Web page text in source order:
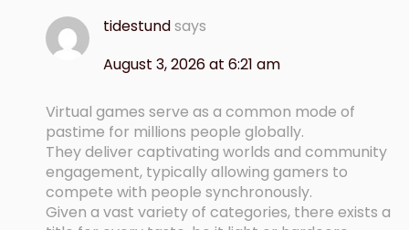
tidestundsays
August 3, 2026 at 6:21 am
Virtual games serve as a common mode of
pastime for millions people globally.
They deliver captivating worlds and community
engagement, typically allowing gamers to
compete with people synchronously.
Given a vast variety of categories, there exists a